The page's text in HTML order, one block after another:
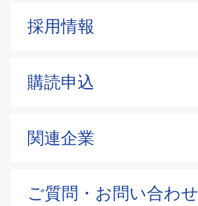
採用情報
購読申込
関連企業
ご質問・お問い合わせ